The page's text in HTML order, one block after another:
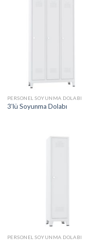
PERSONEL SOYUNMA DOLABI
3’lü Soyunma Dolabı
PERSONEL SOYUNMA DOLABI